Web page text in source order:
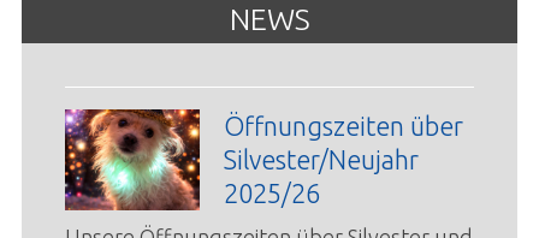
NEWS
Öffnungszeiten über
Silvester/Neujahr
2025/26